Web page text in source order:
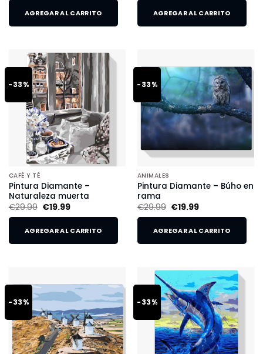
AGREGAR AL CARRITO AGREGAR AL CARRITO
-33%
CAFÉ Y TÉ
Pintura Diamante –
Naturaleza muerta
€29.99 €19.99
AGREGAR AL CARRITO
-33%
ANIMALES
Pintura Diamante – Búho en
rama
€29.99 €19.99
AGREGAR AL CARRITO
-33% -33%